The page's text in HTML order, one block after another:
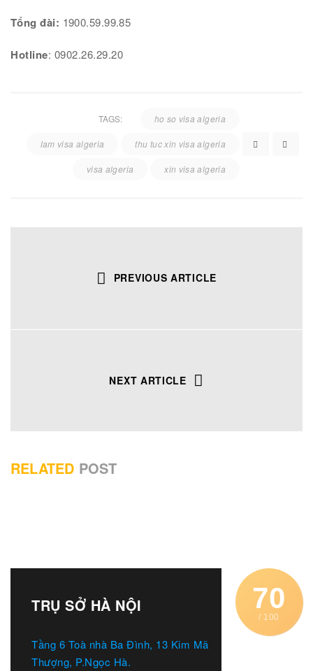
Tổng đài: 1900.59.99.85
Hotline: 0902.26.29.20
TAGS: ho so visa algeria
lam visa algeria thu tuc xin visa algeria
visa algeria xin visa algeria
PREVIOUS ARTICLE
NEXT ARTICLE
RELATED POST
70
/ 100
TRỤ SỞ HÀ NỘI
Tầng 6 Toà nhà Ba Đình, 13 Kim Mã
Thượng, P.Ngọc Hà.